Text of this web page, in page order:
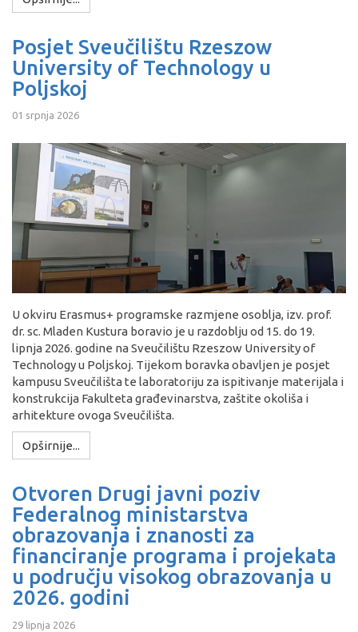
Posjet Sveučilištu Rzeszow
University of Technology u
Poljskoj
01 srpnja 2026
U okviru Erasmus+ programske razmjene osoblja, izv. prof.
dr. sc. Mladen Kustura boravio je u razdoblju od 15. do 19.
lipnja 2026. godine na Sveučilištu Rzeszow University of
Technology u Poljskoj. Tijekom boravka obavljen je posjet
kampusu Sveučilišta te laboratoriju za ispitivanje materijala i
konstrukcija Fakulteta građevinarstva, zaštite okoliša i
arhitekture ovoga Sveučilišta.
Opširnije...
Otvoren Drugi javni poziv
Federalnog ministarstva
obrazovanja i znanosti za
financiranje programa i projekata
u području visokog obrazovanja u
2026. godini
29 lipnja 2026